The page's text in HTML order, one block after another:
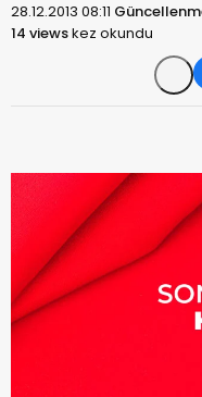
28.12.2013 08:11
14 viewskez okundu